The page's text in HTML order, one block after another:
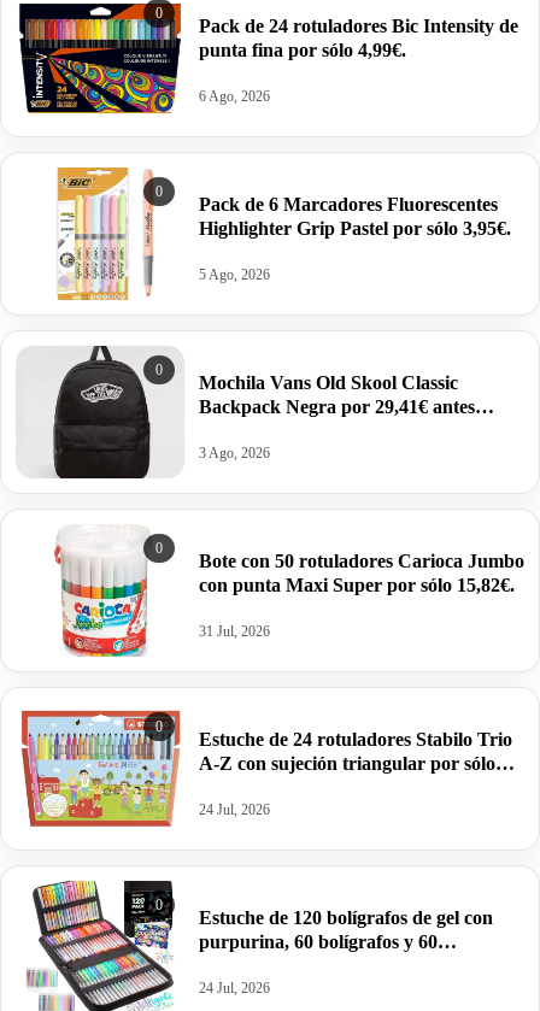
0
Pack de 24 rotuladores Bic Intensity de
punta fina por sólo 4,99€.
6 Ago, 2026
0
Pack de 6 Marcadores Fluorescentes
Highlighter Grip Pastel por sólo 3,95€.
5 Ago, 2026
0
Mochila Vans Old Skool Classic
Backpack Negra por 29,41€ antes
3 Ago, 2026
0
Bote con 50 rotuladores Carioca Jumbo
con punta Maxi Super por sólo 15,82€.
31 Jul, 2026
0
Estuche de 24 rotuladores Stabilo Trio
A-Z con sujeción triangular por sólo
24 Jul, 2026
0
Estuche de 120 bolígrafos de gel con
purpurina, 60 bolígrafos y 60
escribir… por sólo 16,14€ antes 23,99€.
24 Jul, 2026